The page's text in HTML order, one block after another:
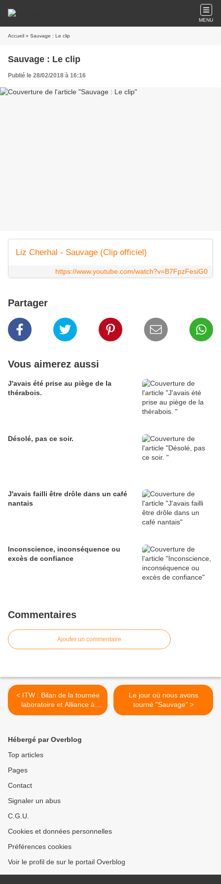
MENU
Accueil » Sauvage : Le clip
Sauvage : Le clip
Publié le 28/02/2018 à 16:16
Liz Cherhal - Sauvage (Clip officiel)
https://www.youtube.com/watch?v=B7FpzFesiG0
Partager
Vous aimerez aussi
J'avais été prise au piège de la
thérabois.
Désolé, pas ce soir.
J'avais failli être drôle dans un café
nantais
Inconscience, inconséquence ou
excès de confiance
Commentaires
Ajouter un commentaire
< ITW : Bilan de la tournée
laboratoire et Alliance à
sortir
Le jour où nous avons
tourné "Sauvage" >
Hébergé par Overblog
Top articles
Pages
Contact
Signaler un abus
C.G.U.
Cookies et données personnelles
Préférences cookies
Voir le profil de sur le portail Overblog